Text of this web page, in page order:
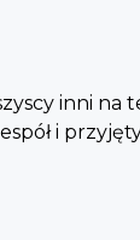
inni na
i